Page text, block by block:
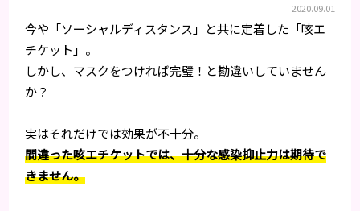
2020.09.01
今や「ソーシャルディスタンス」と共に定着した「咳エ
チケット」。
しかし、マスクをつければ完璧！と勘違いしていません
か？
実はそれだけでは効果が不十分。
間違った咳エチケットでは、十分な感染抑止力は期待で
きません。